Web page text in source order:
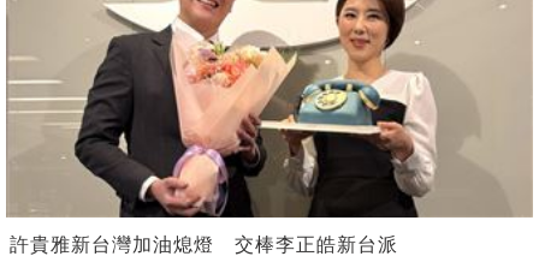
許貴雅新台灣加油熄燈 交棒李正皓新台派